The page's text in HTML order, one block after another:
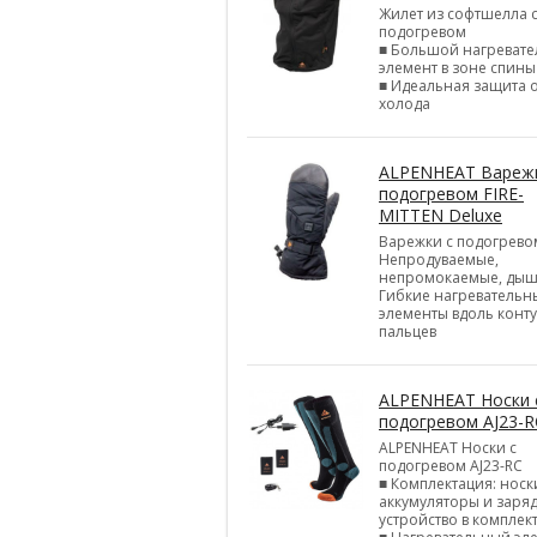
Жилет из софтшелла с
подогревом
■ Большой
элемент в зоне спины
■ Идеальная защита
холода
ALPENHEAT
подогревом FIRE-
MITTEN Deluxe
Варежки с
Непродуваемые,
непромокаемые,
Гибкие
элементы вдоль
пальцев
ALPENHEAT Носки
подогревом AJ23-
ALPENHEAT Носки с
подогревом AJ23-RC
■ Комплектация:
аккумуляторы и
устройство в